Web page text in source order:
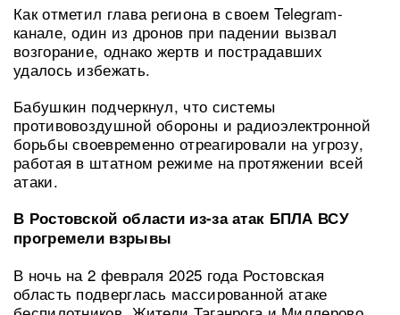
Как отметил глава региона в своем Telegram-
канале, один из дронов при падении вызвал
возгорание, однако жертв и пострадавших
удалось избежать.
Бабушкин подчеркнул, что системы
противовоздушной обороны и радиоэлектронной
борьбы своевременно отреагировали на угрозу,
работая в штатном режиме на протяжении всей
атаки.
В Ростовской области из-за атак БПЛА ВСУ
прогремели взрывы
В ночь на 2 февраля 2025 года Ростовская
область подверглась массированной атаке